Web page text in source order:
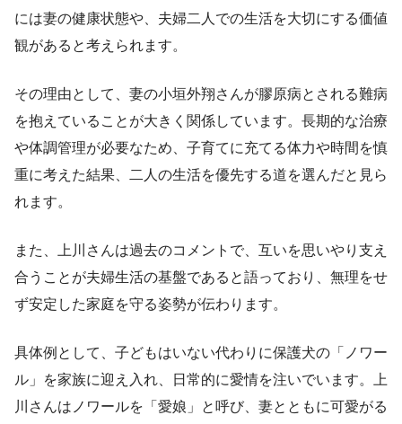
には妻の健康状態や、夫婦二人での生活を大切にする価値
観があると考えられます。
その理由として、妻の小垣外翔さんが膠原病とされる難病
を抱えていることが大きく関係しています。長期的な治療
や体調管理が必要なため、子育てに充てる体力や時間を慎
重に考えた結果、二人の生活を優先する道を選んだと見ら
れます。
また、上川さんは過去のコメントで、互いを思いやり支え
合うことが夫婦生活の基盤であると語っており、無理をせ
ず安定した家庭を守る姿勢が伝わります。
具体例として、子どもはいない代わりに保護犬の「ノワー
ル」を家族に迎え入れ、日常的に愛情を注いでいます。上
川さんはノワールを「愛娘」と呼び、妻とともに可愛がる